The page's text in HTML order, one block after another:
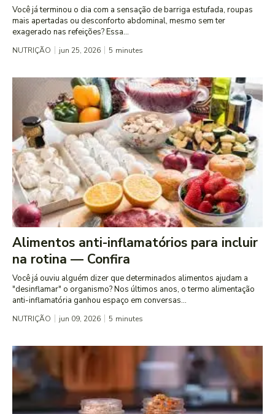
Você já terminou o dia com a sensação de barriga estufada, roupas
mais apertadas ou desconforto abdominal, mesmo sem ter
exagerado nas refeições? Essa...
NUTRIÇÃO jun 25, 2026 5 minutes
Alimentos anti-inflamatórios para incluir
na rotina — Confira
Você já ouviu alguém dizer que determinados alimentos ajudam a
"desinflamar" o organismo? Nos últimos anos, o termo alimentação
anti-inflamatória ganhou espaço em conversas...
NUTRIÇÃO jun 09, 2026 5 minutes